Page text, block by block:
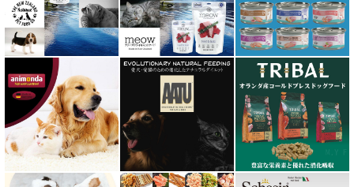
フィッシュ4 ペットフード正規品
フィールドエイト
フォルツァ10 FORZA10
プライムケイズ さかい企画
ブリスミックス BLISMIX
プレスティージ PRESTIGE